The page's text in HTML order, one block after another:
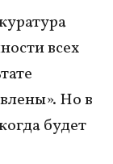
всех
Но в
будет